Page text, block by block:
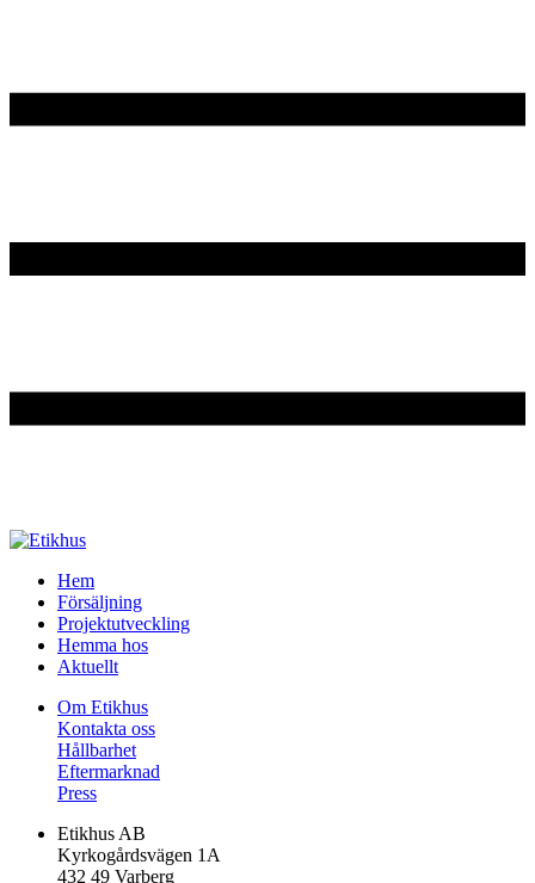
vidare
innehåll
Hem
Försäljning
Projektutveckling
Hemma hos
Aktuellt
Om Etikhus
Kontakta oss
Hållbarhet
Eftermarknad
Press
Etikhus AB
Kyrkogårdsvägen 1A
432 49 Varberg